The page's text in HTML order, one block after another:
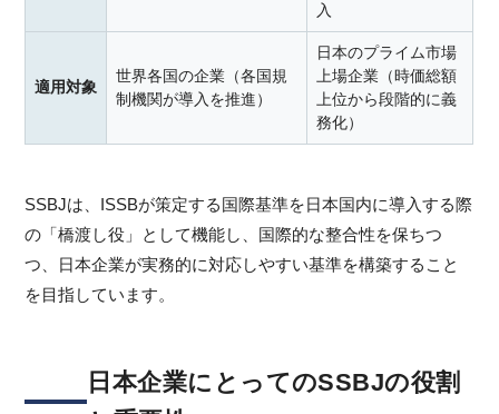
入
適用対象
世界各国の企業（各国規
制機関が導入を推進）
日本のプライム市場
上場企業（時価総額
上位から段階的に義
務化）
SSBJは、ISSBが策定する国際基準を日本国内に導入する際
の「橋渡し役」として機能し、国際的な整合性を保ちつ
つ、日本企業が実務的に対応しやすい基準を構築すること
を目指しています。
日本企業にとってのSSBJの役割